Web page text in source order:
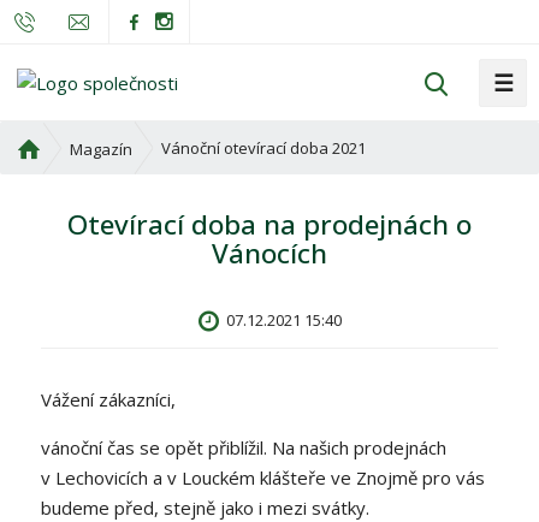
d
☰
v
n
Magazín Vánoční otevírací doba 2021
Otevírací doba na prodejnách o
Vánocích
07.12.2021 15:40
Vážení zákazníci,
vánoční čas se opět přiblížil. Na našich prodejnách
v Lechovicích a v Louckém klášteře ve Znojmě pro vás
budeme před, stejně jako i mezi svátky.